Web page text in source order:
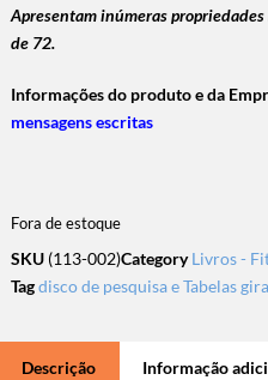
Apresentam inúmeras
de 72.
Informações do produto e da
mensagens escritas
Fora de estoque
SKU (113-002)Category Livros -
Tagdisco de pesquisa e Tabelas
Descrição Informação